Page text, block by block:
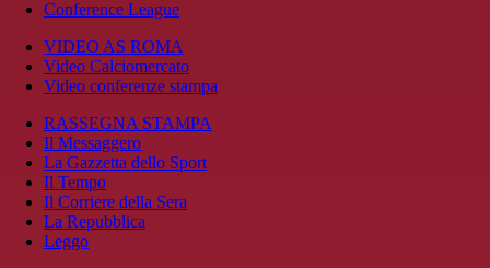
Conference League
VIDEO AS ROMA
Video Calciomercato
Video conferenze stampa
RASSEGNA STAMPA
Il Messaggero
La Gazzetta dello Sport
Il Tempo
Il Corriere della Sera
La Repubblica
Leggo